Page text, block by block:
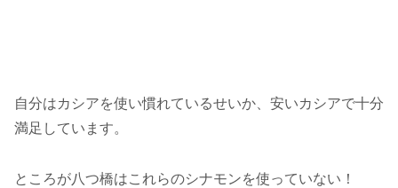
自分はカシアを使い慣れているせいか、安いカシアで十分
満足しています。
ところが八つ橋はこれらのシナモンを使っていない！